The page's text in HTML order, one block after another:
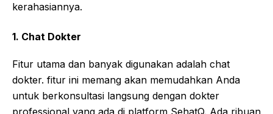
kerahasiannya.
1. Chat Dokter
Fitur utama dan banyak digunakan adalah chat
dokter. fitur ini memang akan memudahkan Anda
untuk berkonsultasi langsung dengan dokter
professional yang ada di platform SehatQ. Ada ribuan